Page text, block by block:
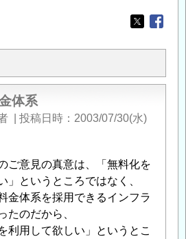
Opens in
体系
投稿日時
2003/07/30(水)
ご意見の真意は、「無料化を
」というところではなく、
金体系を採用できるインフラ
たのだから、
利用して欲しい」というとこ